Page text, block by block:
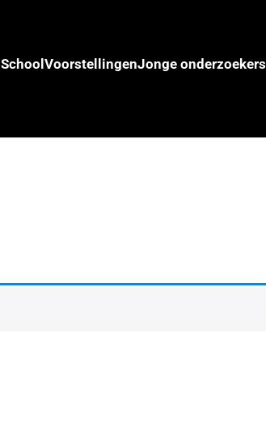
SchoolVoorstellingenJonge onderzoekers